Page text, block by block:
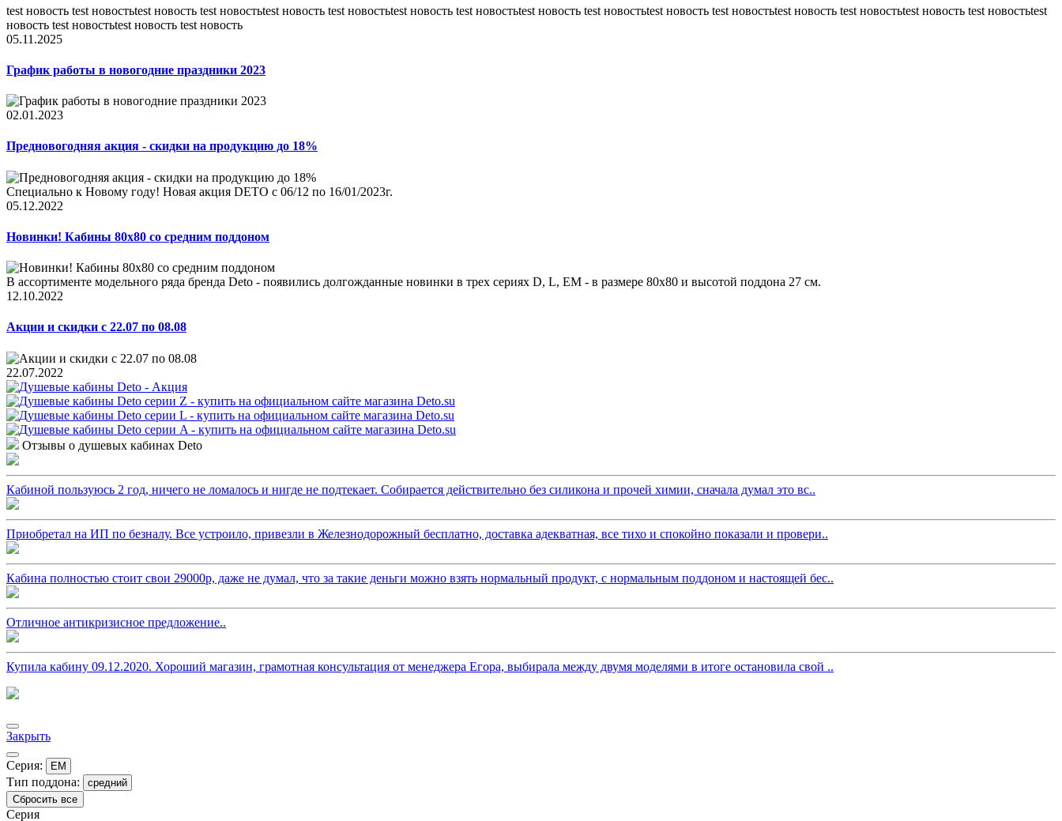
test новость test новостьtest новость test новостьtest новость test новостьtest новость test новостьtest новость test новостьtest новость test новостьtest новость test новостьtest новость test новостьtest
новость test новостьtest новость test новость
05.11.2025
График работы в новогодние праздники 2023
02.01.2023
Предновогодняя акция - скидки на продукцию до 18%
Специально к Новому году! Новая акция DETO c 06/12 по 16/01/2023г.
05.12.2022
Новинки! Кабины 80x80 со средним поддоном
В ассортименте модельного ряда бренда Deto - появились долгожданные новинки в трех сериях D, L, EM - в размере 80x80 и высотой поддона 27 см.
12.10.2022
Акции и скидки с 22.07 по 08.08
22.07.2022
Отзывы о душевых кабинах Deto
Кабиной пользуюсь 2 год, ничего не ломалось и нигде не подтекает. Собирается действительно без силикона и прочей химии, сначала думал это вс..
Приобретал на ИП по безналу. Все устроило, привезли в Железнодорожный бесплатно, доставка адекватная, все тихо и спокойно показали и провери..
Кабина полностью стоит свои 29000р, даже не думал, что за такие деньги можно взять нормальный продукт, с нормальным поддоном и настоящей бес..
Отличное антикризисное предложение..
Купила кабину 09.12.2020. Хороший магазин, грамотная консультация от менеджера Егора, выбирала между двумя моделями в итоге остановила свой ..
Закрыть
Серия: EM
Тип поддона:
средний
Сбросить все
Серия